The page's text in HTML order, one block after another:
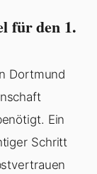
für den 1.
Dortmund
Ein
Schritt